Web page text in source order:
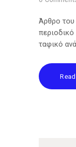
Άρθρο
ταφικό